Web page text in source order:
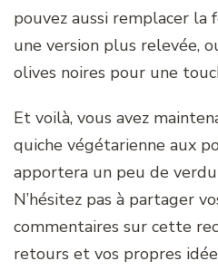
pouvez aussi remplacer la
une version plus relevée,
olives noires pour une
Et voilà, vous avez
quiche végétarienne aux
apportera un peu de
N’hésitez pas à partager
commentaires sur cette
retours et vos propres